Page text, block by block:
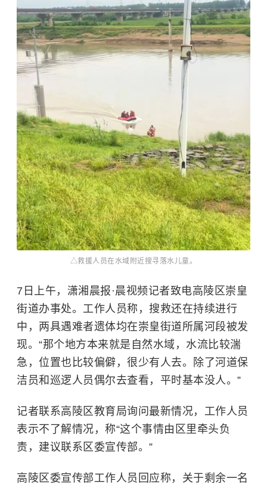
△救援人员在水域附近搜寻落水儿童。
7日上午，潇湘晨报·晨视频记者致电高陵区崇皇
街道办事处。工作人员称，搜救还在持续进行
中，两具遇难者遗体均在崇皇街道所属河段被发
现。“那个地方本来就是自然水域，水流比较湍
急，位置也比较偏僻，很少有人去。除了河道保
洁员和巡逻人员偶尔去查看，平时基本没人。”
记者联系高陵区教育局询问最新情况，工作人员
表示不了解情况，称“这个事情由区里牵头负
责，建议联系区委宣传部。”
高陵区委宣传部工作人员回应称，关于剩余一名